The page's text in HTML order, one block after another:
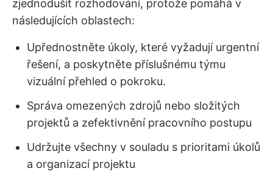
zjednodušit rozhodování, protože pomáhá v
následujících oblastech:
Upřednostněte úkoly, které vyžadují urgentní
řešení, a poskytněte příslušnému týmu
vizuální přehled o pokroku.
Správa omezených zdrojů nebo složitých
projektů a zefektivnění pracovního postupu
Udržujte všechny v souladu s prioritami úkolů
a organizací projektu